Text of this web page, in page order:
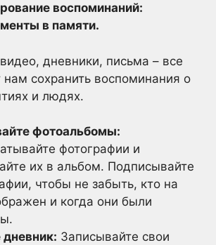
воспоминаний:
в памяти.
дневники, письма – все
нам сохранить воспоминания о
и людях.
фотоальбомы:
фотографии и
их в альбом. Подписывайте
чтобы не забыть, кто на
и когда они были
дневник: Записывайте свои